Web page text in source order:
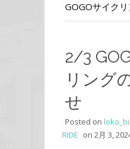
GOGOサイク
2/3
リング
せ
Posted on
RIDE on 2月 3,